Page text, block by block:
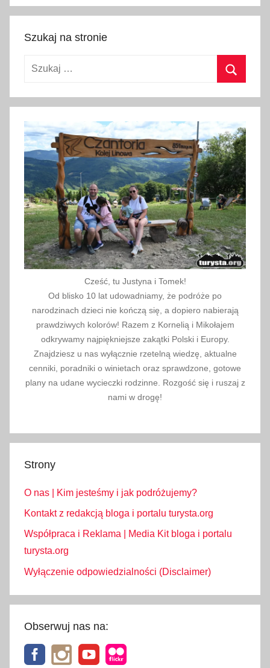
6
l
a
0
2
6
Szukaj na stronie
Szukaj:
Cześć, tu Justyna i Tomek!
Od blisko 10 lat udowadniamy, że podróże po
narodzinach dzieci nie kończą się, a dopiero nabierają
prawdziwych kolorów! Razem z Kornelią i Mikołajem
odkrywamy najpiękniejsze zakątki Polski i Europy.
Znajdziesz u nas wyłącznie rzetelną wiedzę, aktualne
cenniki, poradniki o winietach oraz sprawdzone, gotowe
plany na udane wycieczki rodzinne. Rozgość się i ruszaj z
nami w drogę!
Strony
O nas | Kim jesteśmy i jak podróżujemy?
Kontakt z redakcją bloga i portalu turysta.org
Współpraca i Reklama | Media Kit bloga i portalu
turysta.org
Wyłączenie odpowiedzialności (Disclaimer)
Obserwuj nas na: